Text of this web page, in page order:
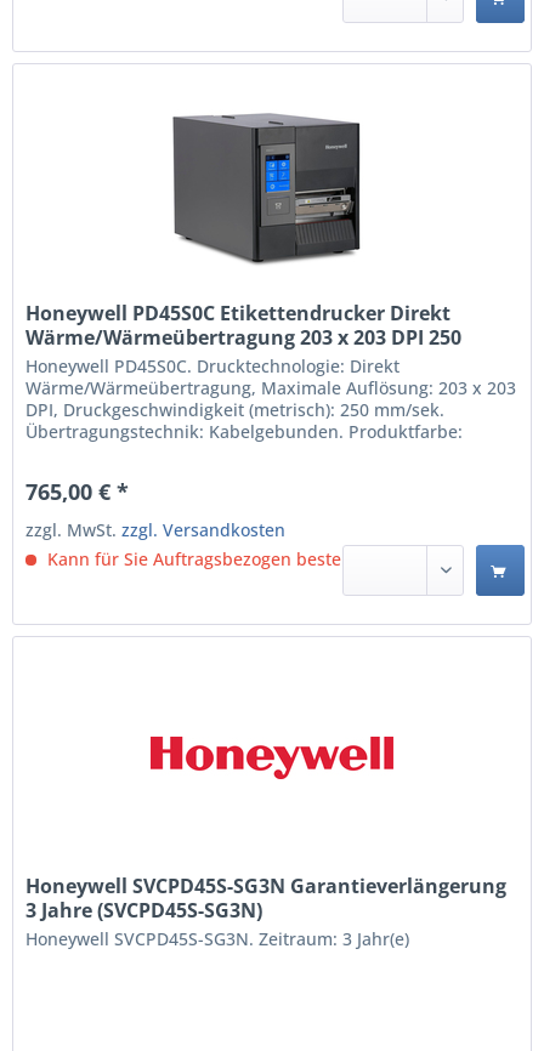
Honeywell PD45S0C Etikettendrucker Direkt
Wärme/Wärmeübertragung 203 x 203 DPI 250
mm/sek Kabelgebunden Ethernet/LAN
(PD45S0C0010000200)
Honeywell PD45S0C. Drucktechnologie: Direkt
Wärme/Wärmeübertragung, Maximale Auflösung: 203 x 203
DPI, Druckgeschwindigkeit (metrisch): 250 mm/sek.
Übertragungstechnik: Kabelgebunden. Produktfarbe:
(metrisch): 250 mm/sek Übertragungstechnik:
Kabelgebunden USB Anschluss...
765,00 € *
zzgl. MwSt.zzgl. Versandkosten
Kann für Sie Auftragsbezogen bestellt werden.
Honeywell SVCPD45S-SG3N Garantieverlängerung
3 Jahre (SVCPD45S-SG3N)
Honeywell SVCPD45S-SG3N. Zeitraum: 3 Jahr(e)